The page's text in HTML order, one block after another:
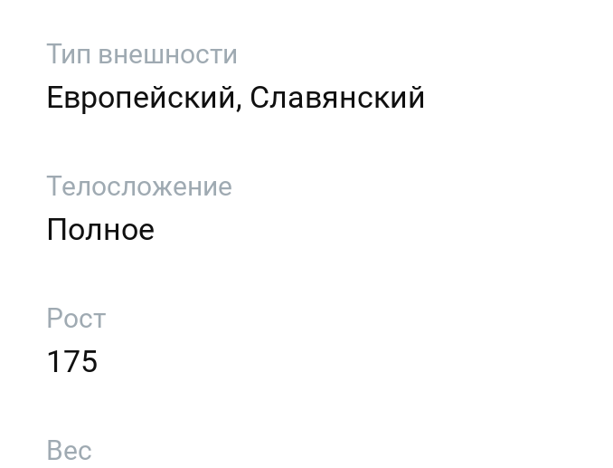
Тип внешности
Европейский, Славянский
Телосложение
Полное
Рост
175
Вес